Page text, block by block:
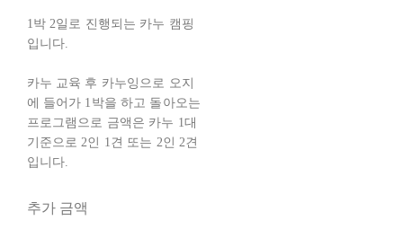
1박 2일로 진행되는 카누 캠핑
입니다.
카누 교육 후 카누잉으로 오지
에 들어가 1박을 하고 돌아오는
프로그램으로 금액은 카누 1대
기준으로 2인 1견 또는 2인 2견
입니다.
추가 금액